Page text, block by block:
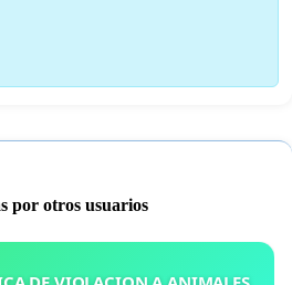
por otros usuarios